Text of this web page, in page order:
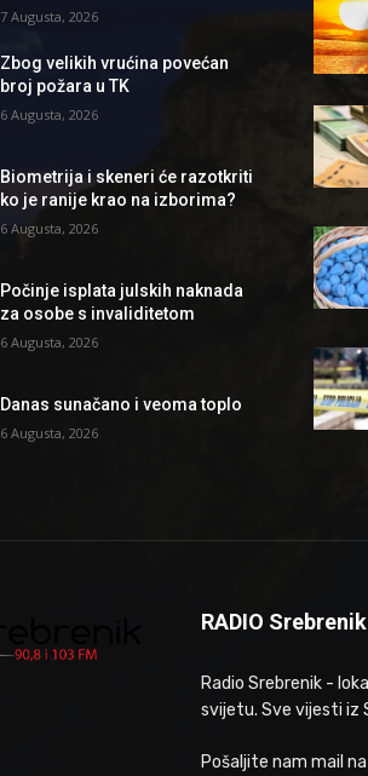
7 Augusta, 2026
Zbog velikih vrućina povećan
broj požara u TK
6 Augusta, 2026
Biometrija i skeneri će razotkriti
ko je ranije krao na izborima?
6 Augusta, 2026
Počinje isplata julskih naknada
za osobe s invaliditetom
6 Augusta, 2026
Danas sunačano i veoma toplo
6 Augusta, 2026
RADIO Srebrenik
Radio Srebrenik -
svijetu. Sve vijesti iz
Pošaljite nam mail na